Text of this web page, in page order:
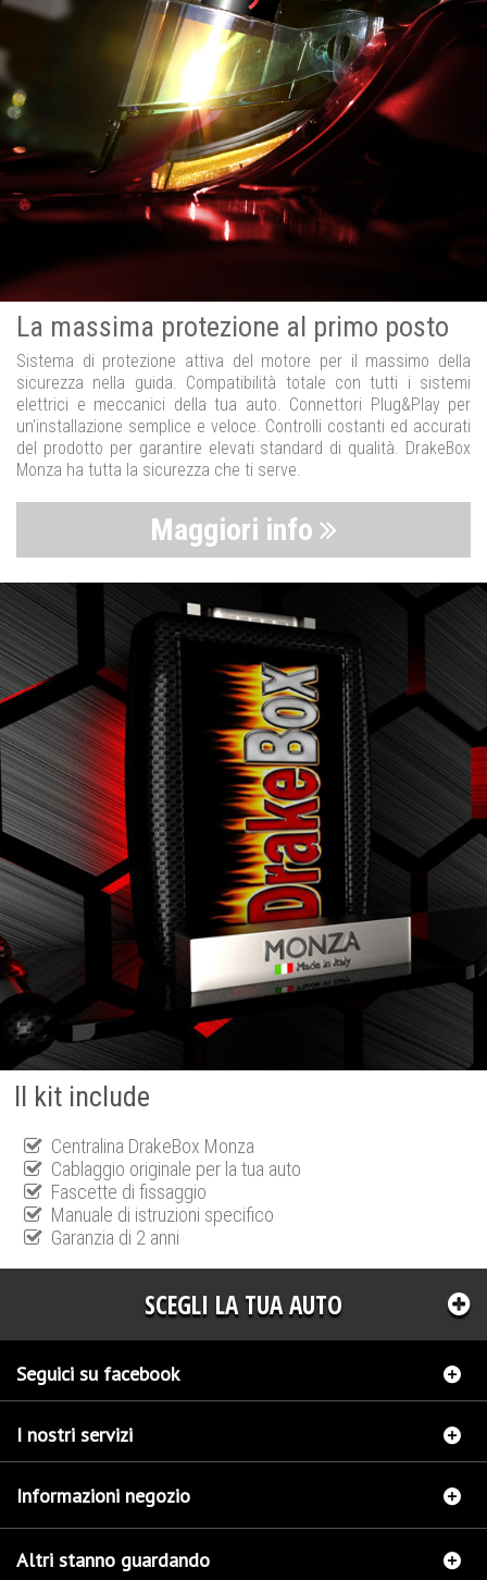
La massima protezione al primo posto
Sistema di protezione attiva del motore per il massimo della
sicurezza nella guida. Compatibilità totale con tutti i sistemi
elettrici e meccanici della tua auto. Connettori Plug&Play per
un’installazione semplice e veloce. Controlli costanti ed accurati
del prodotto per garantire elevati standard di qualità. DrakeBox
Monza ha tutta la sicurezza che ti serve.
Maggiori info
Il kit include
Centralina DrakeBox Monza
Cablaggio originale per la tua auto
Fascette di fissaggio
Manuale di istruzioni specifico
Garanzia di 2 anni
SCEGLI LA TUA AUTO
Seguici su facebook
I nostri servizi
Informazioni negozio
Altri stanno guardando